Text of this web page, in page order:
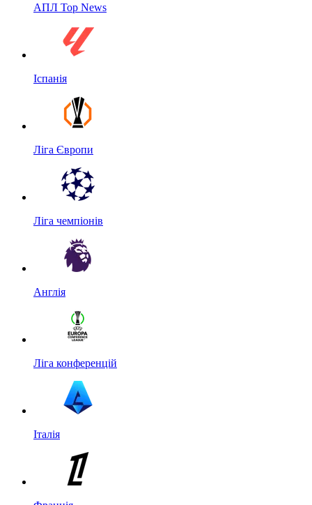
АПЛ Top News
Іспанія
Ліга Європи
Ліга чемпіонів
Англія
Ліга конференцій
Італія